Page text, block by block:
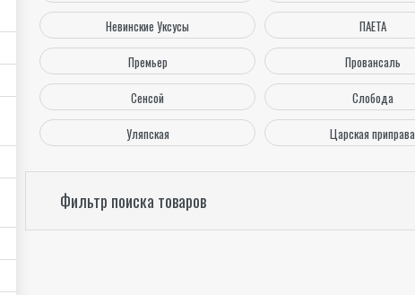
Невинские Уксусы
ПАЕТА
Премьер
Провансаль
Сенсой
Слобода
Уляпская
Царская приправа
Фильтр поиска товаров